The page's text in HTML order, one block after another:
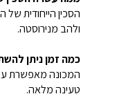
הסכין הייחודית של
ולהב מנירוסטה.
כמה זמן ניתן
טעינה מלאה.